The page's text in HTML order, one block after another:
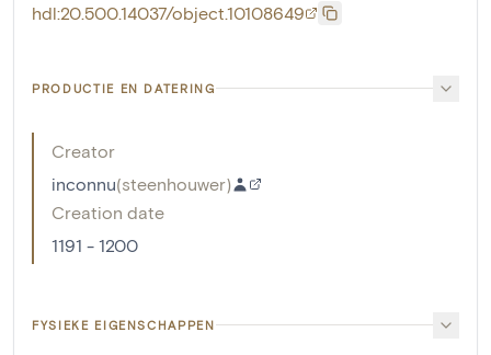
hdl:20.500.14037/object.10108649
PRODUCTIE EN DATERING
Creator
inconnu(steenhouwer)
Creation date
1191 - 1200
FYSIEKE EIGENSCHAPPEN